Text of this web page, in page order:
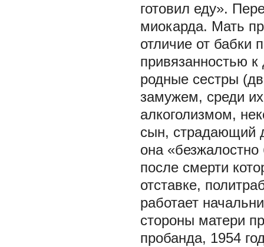
готовил еду».
миокарда. Мать
отличие от бабки
привязанностью
родные сестры
замужем, среди
алкоголизмом,
сын, страдающий
она
после смерти
отставке,
работает
стороны матери
пробанда, 1954